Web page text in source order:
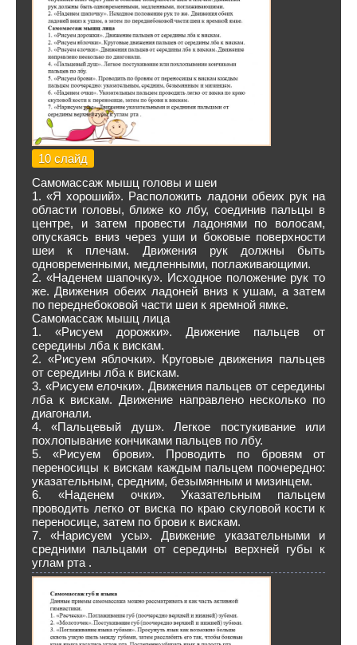
10 слайд
Самомассаж мышц головы и шеи
1. «Я хороший». Расположить ладони обеих рук на
области головы, ближе ко лбу, соединив пальцы в
центре, и затем провести ладонями по волосам,
опускаясь вниз через уши и боковые поверхности
шеи к плечам. Движения рук должны быть
одновременными, медленными, поглаживающими.
2. «Наденем шапочку». Исходное положение рук то
же. Движения обеих ладоней вниз к ушам, а затем
по переднебоковой части шеи к яремной ямке.
Самомассаж мышц лица
1. «Рисуем дорожки». Движение пальцев от
середины лба к вискам.
2. «Рисуем яблочки». Круговые движения пальцев
от середины лба к вискам.
3. «Рисуем елочки». Движения пальцев от середины
лба к вискам. Движение направлено несколько по
диагонали.
4. «Пальцевый душ». Легкое постукивание или
похлопывание кончиками пальцев по лбу.
5. «Рисуем брови». Проводить по бровям от
переносицы к вискам каждым пальцем поочередно:
указательным, средним, безымянным и мизинцем.
6. «Наденем очки». Указательным пальцем
проводить легко от виска по краю скуловой кости к
переносице, затем по брови к вискам.
7. «Нарисуем усы». Движение указательными и
средними пальцами от середины верхней губы к
углам рта .